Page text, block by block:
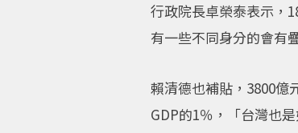
行政院長卓榮泰表示，
有一些不同身分的會有
賴清德也補貼，3800億
GDP的1％，「台灣也是